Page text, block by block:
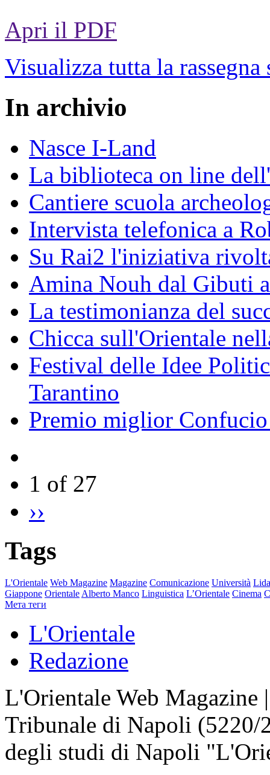
Apri il PDF
Visualizza tutta la rassegna
In archivio
Nasce I-Land
La biblioteca on line
Cantiere scuola
Intervista telefonica a
Su Rai2 l'iniziativa
Amina Nouh dal Gibuti
La testimonianza del
Chicca sull'Orientale
Festival delle Idee
Tarantino
Premio miglior
1 of 27
››
Tags
L'Orientale Web Magazine Magazine Comunicazione Università
Giappone Orientale Alberto Manco Linguistica L’Orientale Cinema
Мета теги
L'Orientale
Redazione
L'Orientale Web Magazine
Tribunale di Napoli
degli studi di Napoli